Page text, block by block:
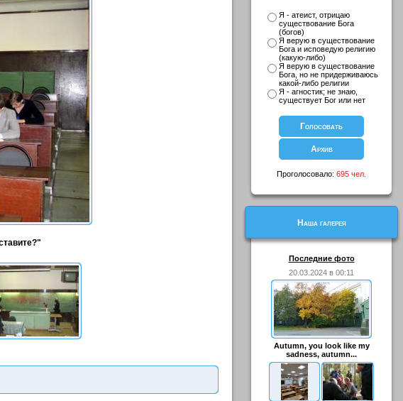
Я - атеист, отрицаю
существование Бога
(богов)
Я верую в существование
Бога и исповедую религию
(какую-либо)
Я верую в существование
Бога, но не придерживаюсь
какой-либо религии
Я - агностик; не знаю,
существует Бог или нет
Проголосовало: 695 чел.
Наша галерея
Последние фото
20.03.2024 в 00:11
Autumn, you look like my
sadness, autumn...